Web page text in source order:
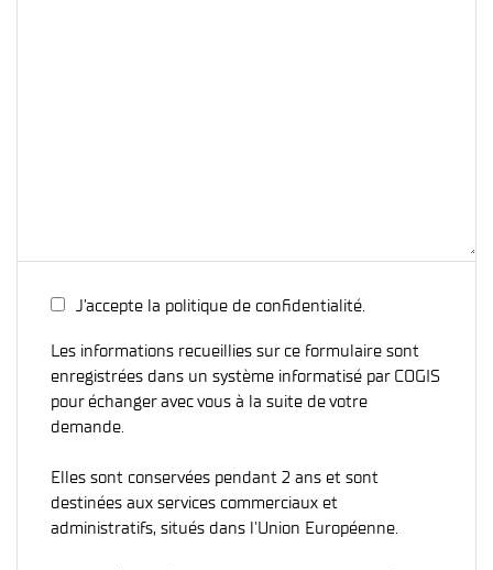
J’accepte la politique de confidentialité.
Les informations recueillies sur ce formulaire sont
enregistrées dans un système informatisé par COGIS
pour échanger avec vous à la suite de votre
demande.
Elles sont conservées pendant 2 ans et sont
destinées aux services commerciaux et
administratifs, situés dans l'Union Européenne.